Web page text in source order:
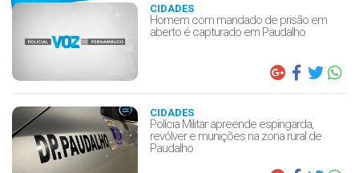
CIDADES
Homem com mandado de prisão em
aberto é capturado em Paudalho
CIDADES
Polícia Militar apreende espingarda,
revólver e munições na zona rural de
Paudalho